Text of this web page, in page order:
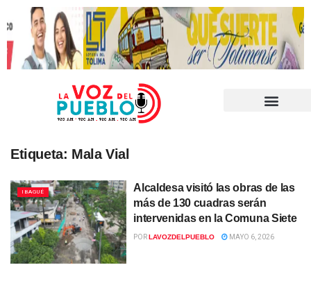
Etiqueta: Mala Vial
IBAGUÉ
Alcaldesa visitó las obras de las
más de 130 cuadras serán
intervenidas en la Comuna Siete
PORLAVOZDELPUEBLO MAYO 6, 2026